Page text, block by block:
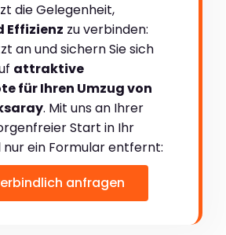
die Gelegenheit,
Effizienz zu verbinden:
an und sichern Sie sich
attraktive
für Ihren Umzug von
. Mit uns an Ihrer
Start in Ihr
nur ein Formular entfernt:
anfragen